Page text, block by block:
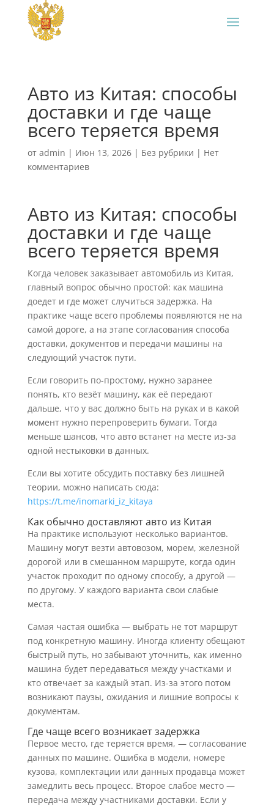
Авто из Китая: способы
доставки и где чаще
всего теряется время
от admin | Июн 13, 2026| Без рубрики | Нет
комментариев
Авто из Китая: способы
доставки и где чаще
всего теряется время
Когда человек заказывает автомобиль из Китая,
главный вопрос обычно простой: как машина
доедет и где может случиться задержка. На
практике чаще всего проблемы появляются не на
самой дороге, а на этапе согласования способа
доставки, документов и передачи машины на
следующий участок пути.
Если говорить по-простому, нужно заранее
понять, кто везёт машину, как её передают
дальше, что у вас должно быть на руках и в какой
момент нужно перепроверить бумаги. Тогда
меньше шансов, что авто встанет на месте из-за
одной нестыковки в данных.
Если вы хотите обсудить поставку без лишней
теории, можно написать сюда:
https://t.me/inomarki_iz_kitaya
Как обычно доставляют авто из Китая
На практике используют несколько вариантов.
Машину могут везти автовозом, морем, железной
дорогой или в смешанном маршруте, когда один
участок проходит по одному способу, а другой —
по другому. У каждого варианта свои слабые
места.
Самая частая ошибка — выбрать не тот маршрут
под конкретную машину. Иногда клиенту обещают
быстрый путь, но забывают уточнить, как именно
машина будет передаваться между участками и
кто отвечает за каждый этап. Из-за этого потом
возникают паузы, ожидания и лишние вопросы к
документам.
Где чаще всего возникает задержка
Первое место, где теряется время, — согласование
данных по машине. Ошибка в модели, номере
кузова, комплектации или данных продавца может
замедлить весь процесс. Второе слабое место —
передача между участниками доставки. Если у